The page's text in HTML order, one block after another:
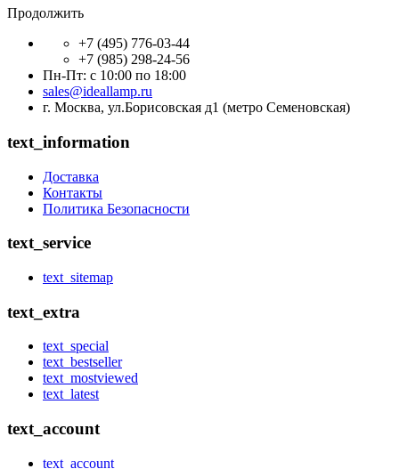
Продолжить
+7 (495) 776-03-44
+7 (985) 298-24-56
Пн-Пт: с 10:00 по 18:00
sales@ideallamp.ru
г. Москва, ул.Борисовская д1 (метро Семеновская)
text_information
Доставка
Контакты
Политика Безопасности
text_service
text_sitemap
text_extra
text_special
text_bestseller
text_mostviewed
text_latest
text_account
text_account